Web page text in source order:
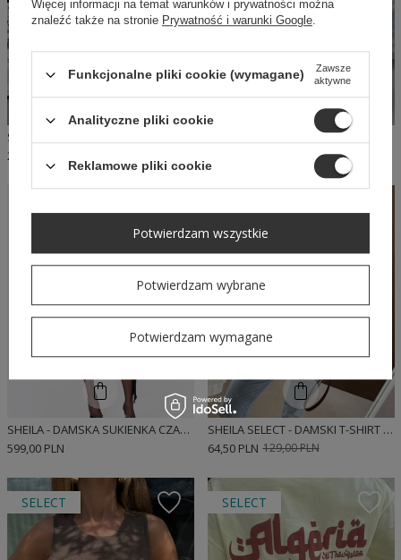
299,00 PLN
SHEILA - DAMSKA SUKIENKA CZARNA DZIANINOWA Z DŁUGIM ROZKLOSZOWANYM RĘKAWEM MINI 'BEATRICE'
599,00 PLN
SELECT
SHEILA SELECT - DAMSKI T-SHIRT BEŻOWY Z NADRUKIEM 'HAWAII'
129,00 PLN
64,50 PLN
SELECT SELECT
Więcej informacji na temat warunków i prywatności można
znaleźć także na stronie Prywatność i warunki Google.
Funkcjonalne pliki cookie (wymagane)
Zawsze
aktywne
Analityczne pliki cookie
Reklamowe pliki cookie
Potwierdzam wybrane
Potwierdzam wymagane
Potwierdzam wszystkie